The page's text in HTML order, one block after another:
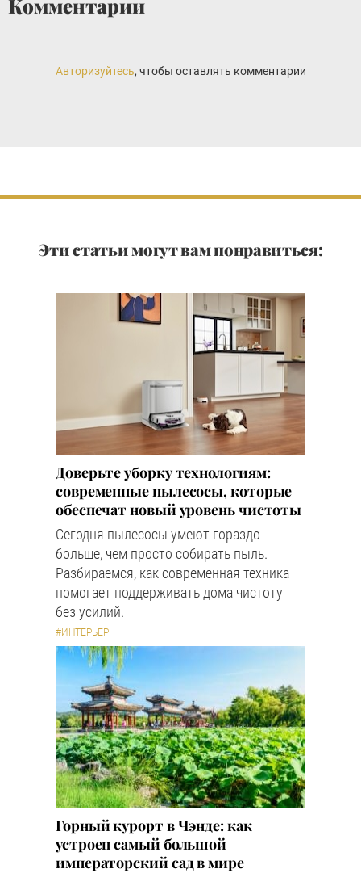
Комментарии
Авторизуйтесь, чтобы оставлять комментарии
Эти статьи могут вам понравиться:
Доверьте уборку технологиям:
современные пылесосы, которые
обеспечат новый уровень чистоты
Сегодня пылесосы умеют гораздо
больше, чем просто собирать пыль.
Разбираемся, как современная техника
помогает поддерживать дома чистоту
без усилий.
#ИНТЕРЬЕР
Горный курорт в Чэнде: как
устроен самый большой
императорский сад в мире